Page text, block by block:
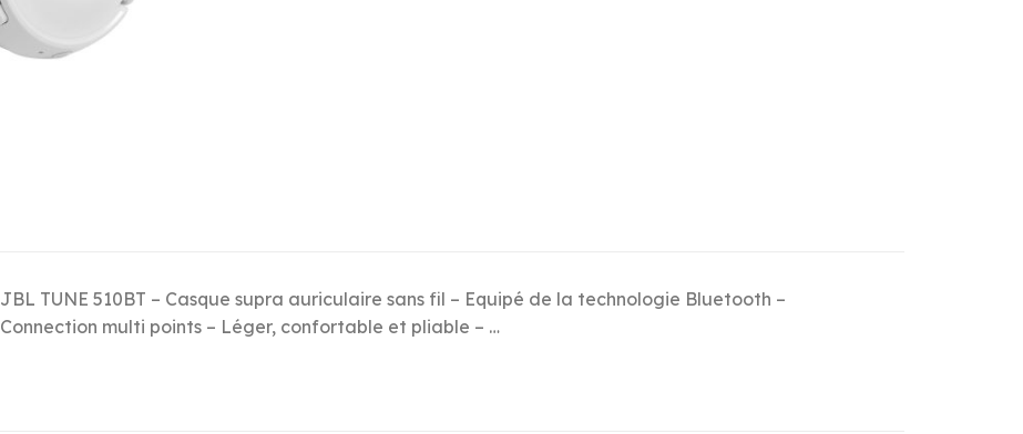
JBL TUNE 510BT – Casque supra auriculaire sans fil – Equipé de la technologie Bluetooth –
Connection multi points – Léger, confortable et pliable – …